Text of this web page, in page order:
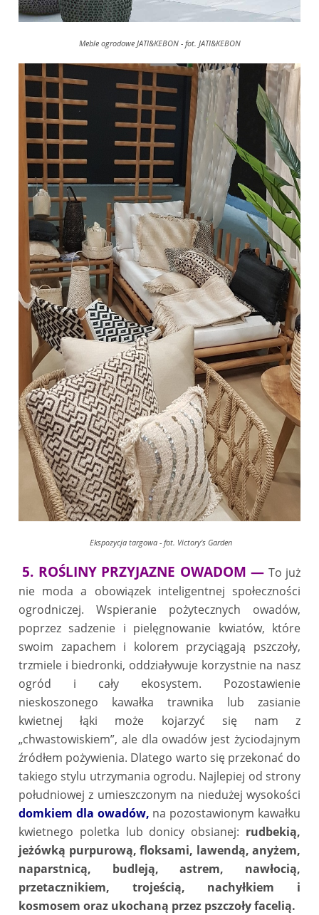
Meble ogrodowe JATI&KEBON - fot. JATI&KEBON
Ekspozycja targowa - fot. Victory's Garden
5. ROŚLINY PRZYJAZNE OWADOM — To już
nie moda a obowiązek inteligentnej społeczności
ogrodniczej. Wspieranie pożytecznych owadów,
poprzez sadzenie i pielęgnowanie kwiatów, które
swoim zapachem i kolorem przyciągają pszczoły,
trzmiele i biedronki, oddziaływuje korzystnie na nasz
ogród i cały ekosystem. Pozostawienie
nieskoszonego kawałka trawnika lub zasianie
kwietnej łąki może kojarzyć się nam z
„chwastowiskiem”, ale dla owadów jest życiodajnym
źródłem pożywienia. Dlatego warto się przekonać do
takiego stylu utrzymania ogrodu. Najlepiej od strony
południowej z umieszczonym na niedużej wysokości
domkiem dla owadów, na pozostawionym kawałku
kwietnego poletka lub donicy obsianej: rudbekią,
jeżówką purpurową, floksami, lawendą, anyżem,
naparstnicą, budleją, astrem, nawłocią,
przetacznikiem, trojeścią, nachyłkiem i
kosmosem oraz ukochaną przez pszczoły facelią.